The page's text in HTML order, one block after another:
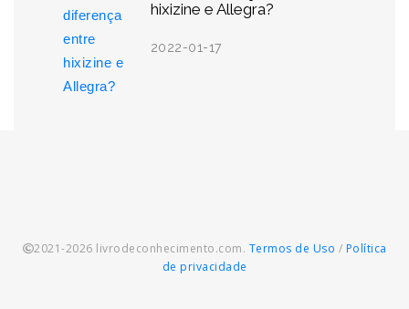
hixizine e Allegra?
2022-01-17
2021-2026 livrodeconhecimento.com. Termos de Uso / Política
de privacidade